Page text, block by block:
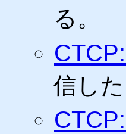
る。
信し